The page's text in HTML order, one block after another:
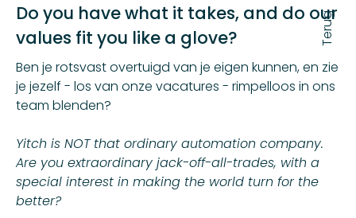
Do you have what it takes, and do our
values fit you like a glove?
Ben je rotsvast overtuigd van je eigen kunnen, en zie
je jezelf - los van onze vacatures - rimpelloos in ons
team blenden?
Yitch is NOT that ordinary automation company.
Are you extraordinary jack-off-all-trades, with a
special interest in making the world turn for the
better?